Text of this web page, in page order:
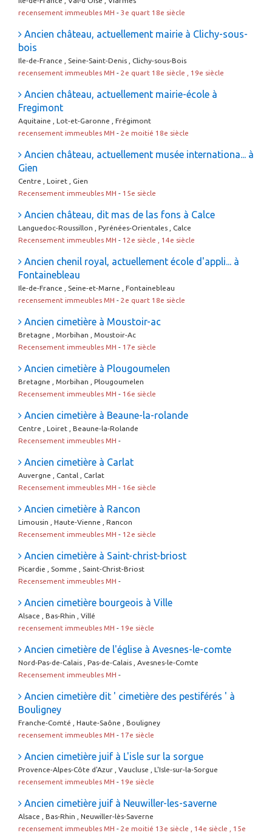
recensement immeubles MH - 3e quart 18e siècle
Ancien château, actuellement mairie à Clichy-sous-
bois
Ile-de-France , Seine-Saint-Denis , Clichy-sous-Bois
recensement immeubles MH - 2e quart 18e siècle , 19e siècle
Ancien château, actuellement mairie-école à
Fregimont
Aquitaine , Lot-et-Garonne , Frégimont
recensement immeubles MH - 2e moitié 18e siècle
Ancien château, actuellement musée internationa... à
Gien
Centre , Loiret , Gien
Recensement immeubles MH - 15e siècle
Ancien château, dit mas de las fons à Calce
Languedoc-Roussillon , Pyrénées-Orientales , Calce
Recensement immeubles MH - 12e siècle , 14e siècle
Ancien chenil royal, actuellement école d'appli... à
Fontainebleau
Ile-de-France , Seine-et-Marne , Fontainebleau
recensement immeubles MH - 2e quart 18e siècle
Ancien cimetière à Moustoir-ac
Bretagne , Morbihan , Moustoir-Ac
Recensement immeubles MH - 17e siècle
Ancien cimetière à Plougoumelen
Bretagne , Morbihan , Plougoumelen
Recensement immeubles MH - 16e siècle
Ancien cimetière à Beaune-la-rolande
Centre , Loiret , Beaune-la-Rolande
Recensement immeubles MH -
Ancien cimetière à Carlat
Auvergne , Cantal , Carlat
Recensement immeubles MH - 16e siècle
Ancien cimetière à Rancon
Limousin , Haute-Vienne , Rancon
Recensement immeubles MH - 12e siècle
Ancien cimetière à Saint-christ-briost
Picardie , Somme , Saint-Christ-Briost
Recensement immeubles MH -
Ancien cimetière bourgeois à Ville
Alsace , Bas-Rhin , Villé
recensement immeubles MH - 19e siècle
Ancien cimetière de l'église à Avesnes-le-comte
Nord-Pas-de-Calais , Pas-de-Calais , Avesnes-le-Comte
Recensement immeubles MH -
Ancien cimetière dit ' cimetière des pestiférés ' à
Bouligney
Franche-Comté , Haute-Saône , Bouligney
recensement immeubles MH - 17e siècle
Ancien cimetière juif à L'isle sur la sorgue
Provence-Alpes-Côte d'Azur , Vaucluse , L'Isle-sur-la-Sorgue
recensement immeubles MH - 19e siècle
Ancien cimetière juif à Neuwiller-les-saverne
Alsace , Bas-Rhin , Neuwiller-lès-Saverne
recensement immeubles MH - 2e moitié 13e siècle , 14e siècle , 15e